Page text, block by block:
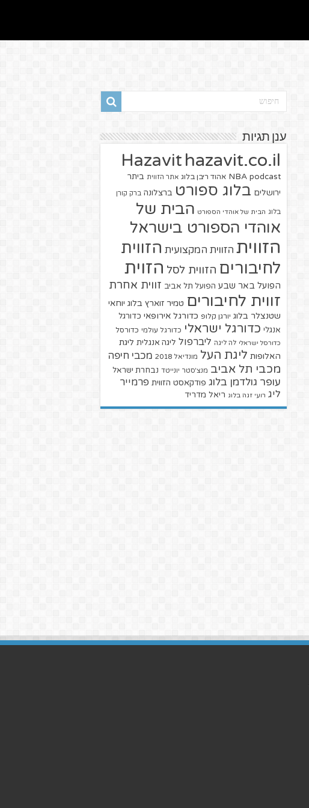
ענן תגיות
Hazavit hazavit.co.il
NBA podcast אהוד ריבן בלוג אתר הזווית ביתר
ירושלים בלוג ספורט ברצלונה ברק קורן
בלוג הבית של אוהדי הספורט הבית של
אוהדי הספורט בישראל
הזווית הזווית המקצועית הזווית
לחיבורים הזווית לסל הזוית
הפועל באר שבע הפועל תל אביב זווית אחרת
זווית לחיבורים טמיר זוארץ בלוג יוחאי
שטנצלר בלוג יורגן קלופ כדורגל אירופאי כדורגל
אנגלי כדורגל ישראלי כדורגל עולמי כדורסל
כדורסל ישראלי לה ליגה ליברפול ליגה אנגלית ליגת
האלופות ליגת העל מונדיאל 2018 מכבי חיפה
מכבי תל אביב מנצ'סטר יונייטד נבחרת ישראל
עופר גולדמן בלוג פודקאסט הזווית פרמייר
ליג רועי זגה בלוג ריאל מדריד